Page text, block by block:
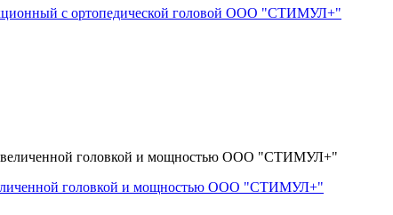
с ортопедической головой ООО "СТИМУЛ+"
головкой и мощностью ООО "СТИМУЛ+"